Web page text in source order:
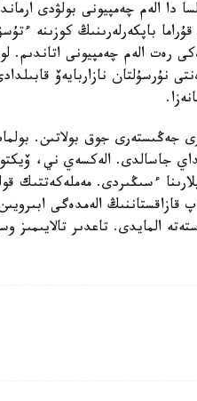
الەم چەمپيونى بولۋدى
باپكەرلەرىنىڭ كوزىنە
رەت الەم چەمپيونى اتاندىم.
نۇرسۇلتان نازاربايەۆ
جەڭىستەرى جوق بولاتىن.
جاسالدى. الەكسەي ني،
ءسىڭىردى. مەملەكەتتىك
الەمدەگى ابىرويىن
المايدى. تاعدىر تالايىمىز